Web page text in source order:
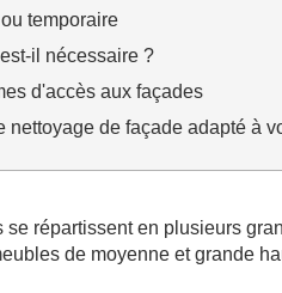
temporaire
il nécessaire ?
d'accès aux façades
nettoyage de façade adapté à
se répartissent en plusieurs
de moyenne et grande